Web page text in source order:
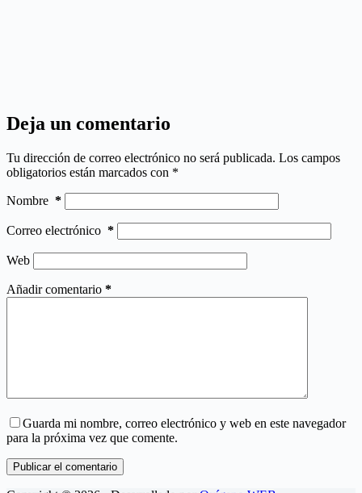
Deja un comentario
Tu dirección de correo electrónico no será publicada. Los campos
obligatorios están marcados con *
Nombre *
Correo electrónico *
Web
Añadir comentario *
Guarda mi nombre, correo electrónico y web en este navegador
para la próxima vez que comente.
Publicar el comentario